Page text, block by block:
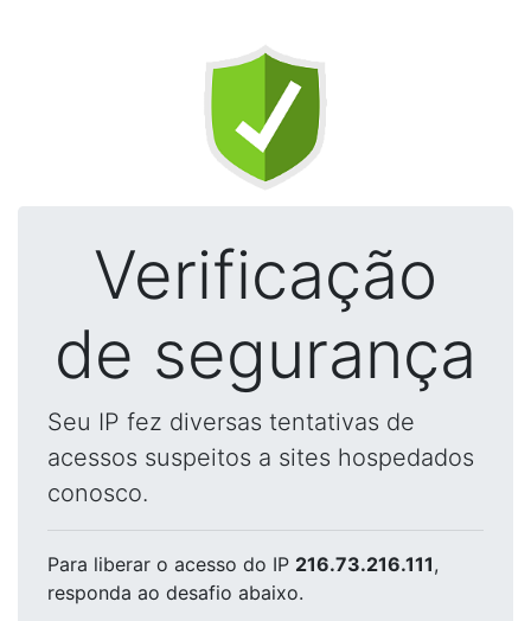
Verificação
de segurança
Seu IP fez diversas tentativas de
acessos suspeitos a sites hospedados
conosco.
Para liberar o acesso do IP 216.73.216.111,
responda ao desafio abaixo.